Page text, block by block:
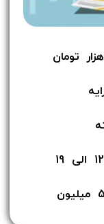
ارسال رایگان برای سفارشات بالای 5 میلیون